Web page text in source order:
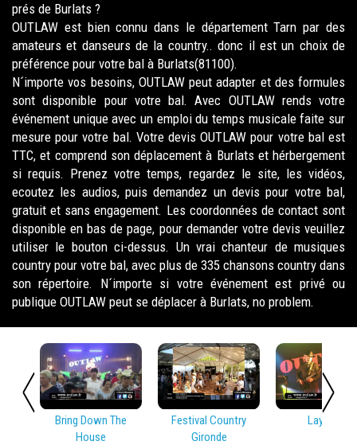
prés de Burlats ?
OUTLAW est bien connu dans le département Tarn par des
amateurs et danseurs de la country.. donc il est un choix de
préférence pour votre bal à Burlats(81100).
N´importe vos besoins, OUTLAW peut adapter et des formules
sont disponible pour votre bal. Avec OUTLAW rends votre
événement unique avec un emploi du temps musicale faite sur
mesure pour votre bal. Votre devis OUTLAW pour votre bal est
TTC, et comprend son déplacement à Burlats et hérbergement
si requis. Prenez votre temps, regardez le site, les vidéos,
ecoutez les audios, puis demandez un devis pour votre bal,
gratuit et sans engagement. Les coordonnées de contact sont
disponible en bas de page, pour demander votre devis veuillez
utiliser le bouton ci-dessus. Un vrai chanteur de musiques
country pour votre bal, avec plus de 335 chansons country dans
son répertoire. N´importe si votre événement est privé ou
publique OUTLAW peut se déplacer à Burlats, no problem.
Bring Down The
House
Festival Country
Gironde
Lay Low